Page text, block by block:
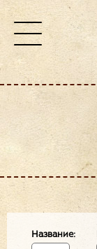
Название: